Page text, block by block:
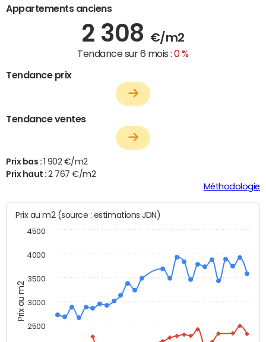
Appartements anciens
2 308 €/m2
Tendance sur 6 mois :0 %
Tendance prix
Tendance ventes
Prix bas : 1 902 €/m2
Prix haut :2 767 €/m2
Méthodologie
Prix au m2
Prix au m2 (source : estimations JDN)
2500
3000
3500
4000
4500